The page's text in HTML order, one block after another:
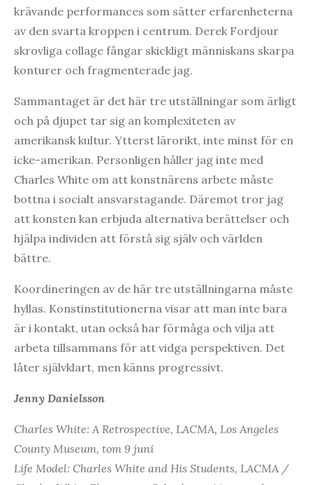
krävande performances som sätter erfarenheterna
av den svarta kroppen i centrum. Derek Fordjour
skrovliga collage fångar skickligt människans skarpa
konturer och fragmenterade jag.
Sammantaget är det här tre utställningar som ärligt
och på djupet tar sig an komplexiteten av
amerikansk kultur. Ytterst lärorikt, inte minst för en
icke-amerikan. Personligen håller jag inte med
Charles White om att konstnärens arbete måste
bottna i socialt ansvarstagande. Däremot tror jag
att konsten kan erbjuda alternativa berättelser och
hjälpa individen att förstå sig själv och världen
bättre.
Koordineringen av de här tre utställningarna måste
hyllas. Konstinstitutionerna visar att man inte bara
är i kontakt, utan också har förmåga och vilja att
arbeta tillsammans för att vidga perspektiven. Det
låter självklart, men känns progressivt.
Jenny Danielsson
Charles White: A Retrospective, LACMA, Los Angeles
County Museum, tom 9 juni
Life Model: Charles White and His Students, LACMA /